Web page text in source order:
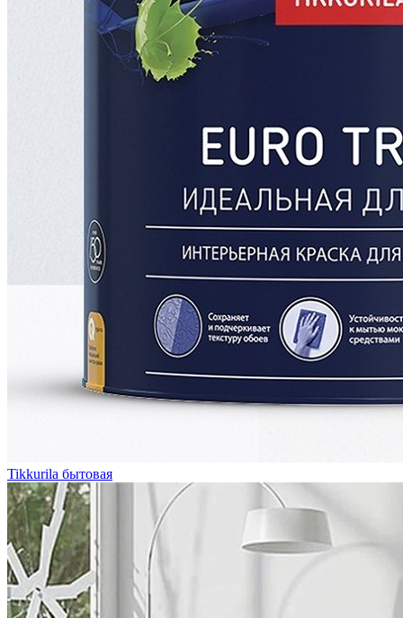
Tikkurila бытовая